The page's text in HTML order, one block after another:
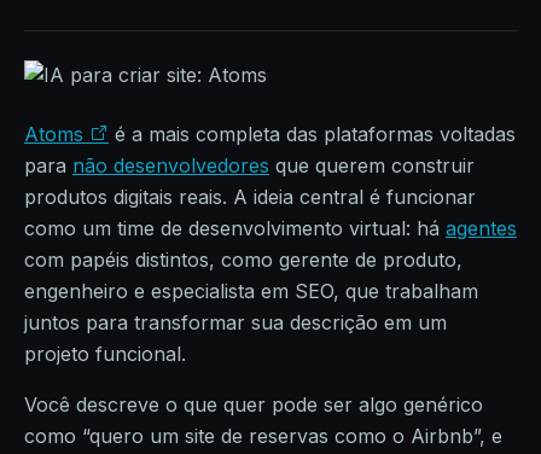
Atoms
é a mais completa das plataformas voltadas
para não desenvolvedores que querem construir
produtos digitais reais. A ideia central é funcionar
como um time de desenvolvimento virtual: há agentes
com papéis distintos, como gerente de produto,
engenheiro e especialista em SEO, que trabalham
juntos para transformar sua descrição em um
projeto funcional.
Você descreve o que quer pode ser algo genérico
como “quero um site de reservas como o Airbnb”, e